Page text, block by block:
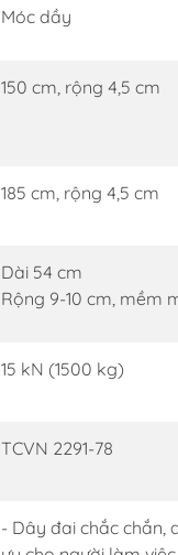
Móc dầy
150 cm, rộng 4,5 cm
185 cm, rộng 4,5 cm
Dài 54 cm
Rộng 9-10 cm, mềm
15 kN (1500 kg)
TCVN 2291-78
- Dây đai chắc chắn,